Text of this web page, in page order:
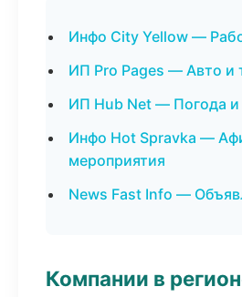
Инфо City Yellow —
ИП Pro Pages — Авто и
ИП Hub Net — Погода и
Инфо Hot Spravka —
мероприятия
News Fast Info —
Компании в